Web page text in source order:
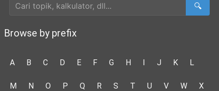
🔍
Browse by prefix
A B C D E F G H I J K L
M N O P Q R S T U V W X